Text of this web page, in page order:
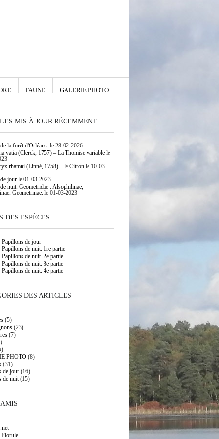
FAUNE GALERIE PHOTO
MIS À JOUR RÉCEMMENT
la forêt d'Orléans. le 28-02-2026
vatia (Clerck, 1757) – La Thomise variablele
rhamni (Linné, 1758) – le Citronle 10-03-
jourle 01-03-2023
nuit. Geometridae : Alsophilinae,
Geometrinae. le 01-03-2023
DES ESPÈCES
Papillons de jour
Papillons de nuit. 1re partie
Papillons de nuit. 2e partie
Papillons de nuit. 3e partie
Papillons de nuit. 4e partie
DES ARTICLES
(5)
(23)
(7)
PHOTO(8)
(31)
de jour(16)
de nuit(15)
Florule